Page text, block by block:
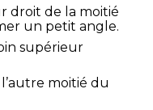
droit de la moitié
un petit angle.
supérieur
moitié du